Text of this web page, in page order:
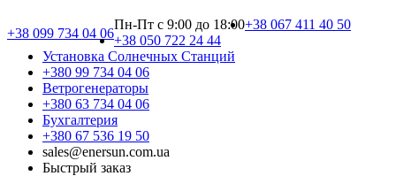
+38 099 734 04 06
Пн-Пт с 9:00 до 18:00+38 067 411 40 50
+38 050 722 24 44
Установка Cолнечных Cтанций
+380 99 734 04 06
Ветрогенераторы
+380 63 734 04 06
Бухгалтерия
+380 67 536 19 50
sales@enersun.com.ua
Быстрый заказ